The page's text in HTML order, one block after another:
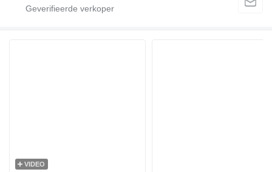
VIDEO